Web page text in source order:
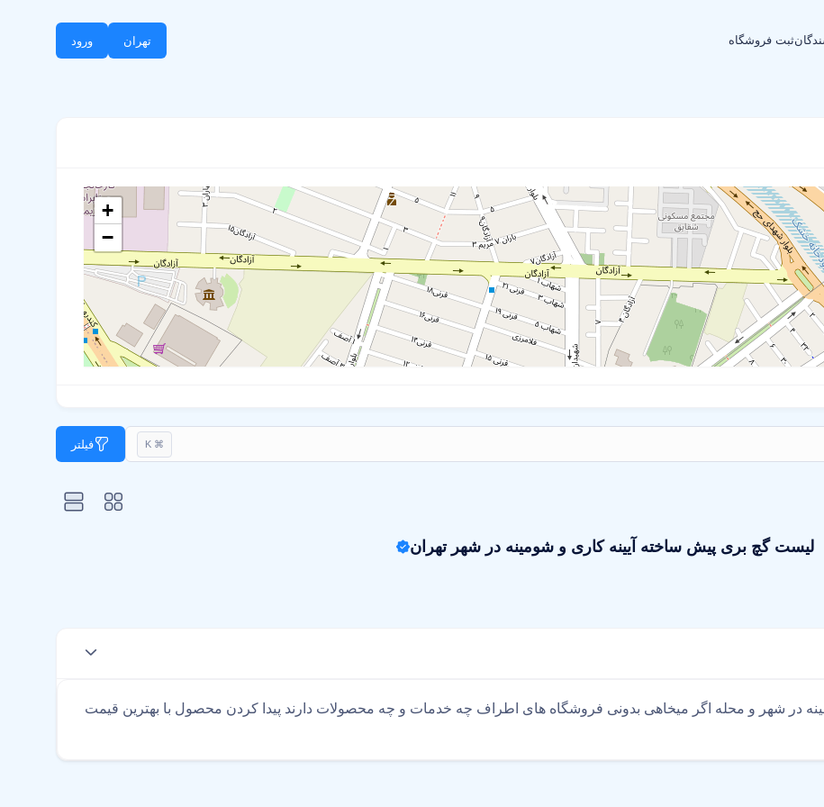
ثبت فروشگاه تهران ورود
+
−
⌘ K فیلتر
لیست گچ بری پیش ساخته آیینه کاری و شومینه در شهر تهران
در شهر و محله اگر میخاهی بدونی فروشگاه های اطراف چه خدمات و چه محصولات دارند پیدا کردن محصول با بهترین قیمت